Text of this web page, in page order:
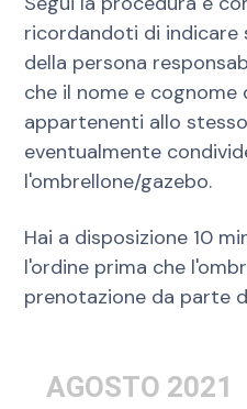
ricordandoti di indicare
della persona
che il nome e cognome
appartenenti allo
eventualmente
l'ombrellone/gazebo.
Hai a disposizione 10
l'ordine prima che
prenotazione da parte
AGOSTO 2021